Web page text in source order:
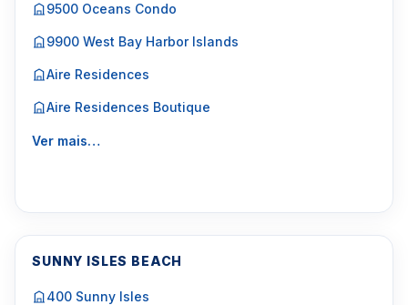
9500 Oceans Condo
9900 West Bay Harbor Islands
Aire Residences
Aire Residences Boutique
Ver mais…
SUNNY ISLES BEACH
400 Sunny Isles